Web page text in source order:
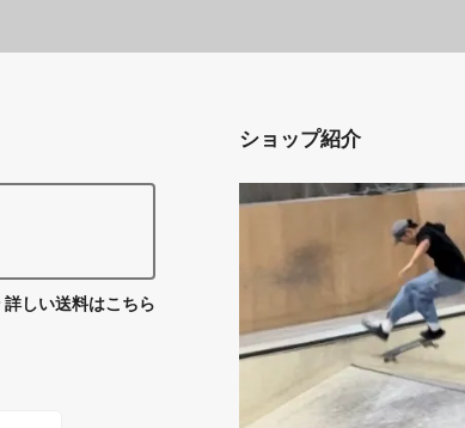
詳しい送料はこちら
ショップ紹介